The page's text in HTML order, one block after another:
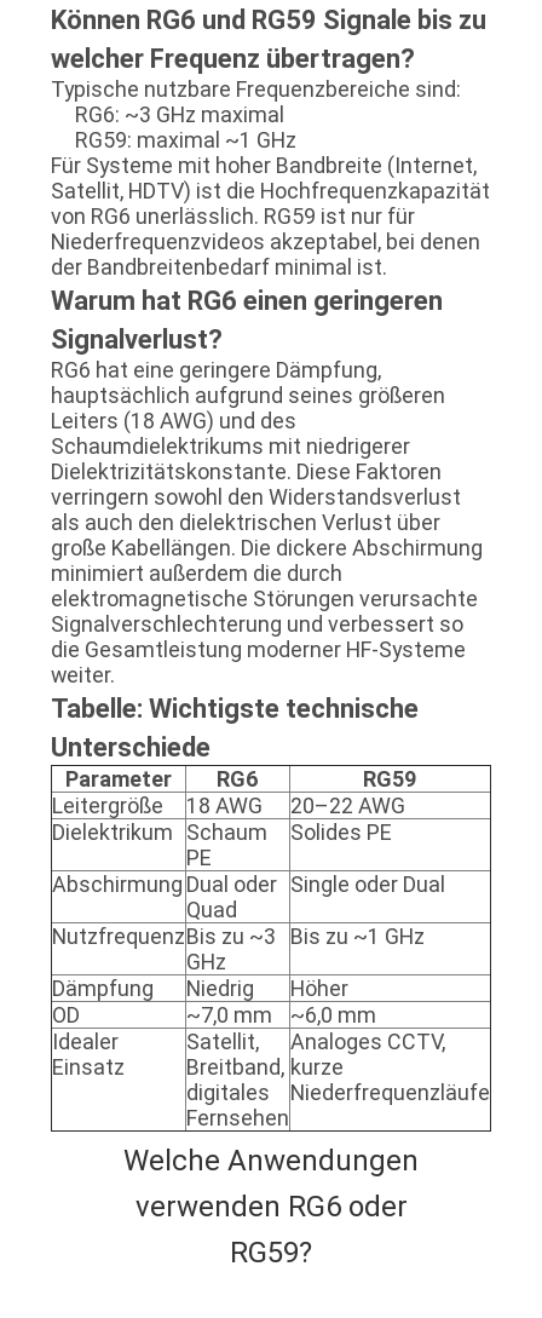
Können RG6 und RG59 Signale bis zu
welcher Frequenz übertragen?
Typische nutzbare Frequenzbereiche sind:
RG6: ~3 GHz maximal
RG59: maximal ~1 GHz
Für Systeme mit hoher Bandbreite (Internet,
Satellit, HDTV) ist die Hochfrequenzkapazität
von RG6 unerlässlich. RG59 ist nur für
Niederfrequenzvideos akzeptabel, bei denen
der Bandbreitenbedarf minimal ist.
Warum hat RG6 einen geringeren
Signalverlust?
RG6 hat eine geringere Dämpfung,
hauptsächlich aufgrund seines größeren
Leiters (18 AWG) und des
Schaumdielektrikums mit niedrigerer
Dielektrizitätskonstante. Diese Faktoren
verringern sowohl den Widerstandsverlust
als auch den dielektrischen Verlust über
große Kabellängen. Die dickere Abschirmung
minimiert außerdem die durch
elektromagnetische Störungen verursachte
Signalverschlechterung und verbessert so
die Gesamtleistung moderner HF-Systeme
weiter.
Tabelle: Wichtigste technische
Unterschiede
Parameter RG6
RG59
Leitergröße
18 AWG
20–22 AWG
Dielektrikum
Schaum
PE
Solides PE
Abschirmung Dual oder
Quad
Single oder Dual
NutzfrequenzBis zu ~3
GHz
Bis zu ~1 GHz
Dämpfung Niedrig
Höher
OD
~7,0 mm
~6,0 mm
Idealer
Einsatz
Satellit,
Breitband,
digitales
Fernsehen
Analoges CCTV,
kurze
Niederfrequenzläufe
Welche Anwendungen
verwenden RG6 oder
RG59?